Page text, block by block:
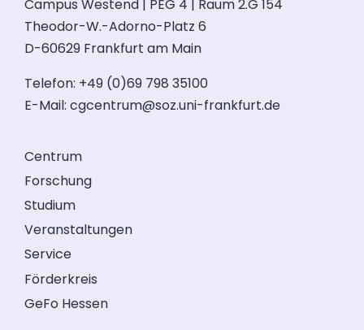
Campus Westend | PEG 4 | Raum 2.G 154
Theodor-W.-Adorno-Platz 6
D-60629 Frankfurt am Main
Telefon: +49 (0)69 798 35100
E-Mail: cgcentrum@soz.uni-frankfurt.de
Centrum
Forschung
Studium
Veranstaltungen
Service
Förderkreis
GeFo Hessen